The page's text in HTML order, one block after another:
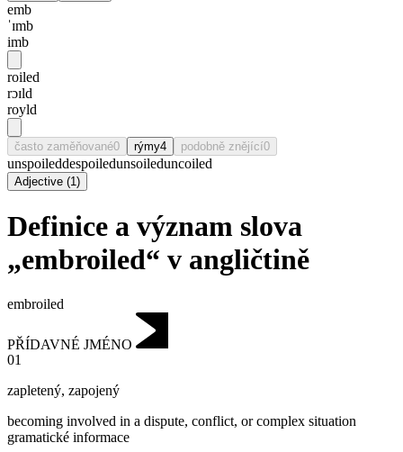
emb
ˈɪmb
imb
roiled
rɔɪld
royld
často zaměňované0 rýmy4 podobně znějící0
unspoileddespoiledunsoileduncoiled
Adjective (1)
Definice a význam slova
„embroiled“ v angličtině
embroiled
PŘÍDAVNÉ JMÉNO
01
zapletený, zapojený
becoming involved in a dispute, conflict, or complex situation
gramatické informace